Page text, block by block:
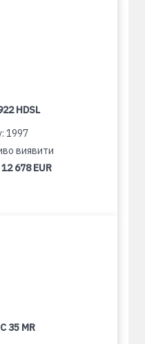
HDSL
1997
виявити
12 678 EUR
35 MR